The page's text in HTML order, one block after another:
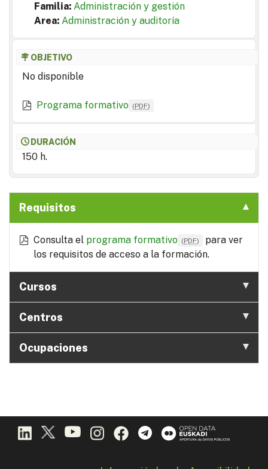
Familia: Administración y gestión
Area: Administración y auditoría
OBJETIVO
No disponible
Programa formativo (PDF)
DURACIÓN
150 h.
Requisitos
Consulta el programa formativo (PDF)
para ver
los requisitos de acceso a la formación.
Cursos
Centros
Ocupaciones